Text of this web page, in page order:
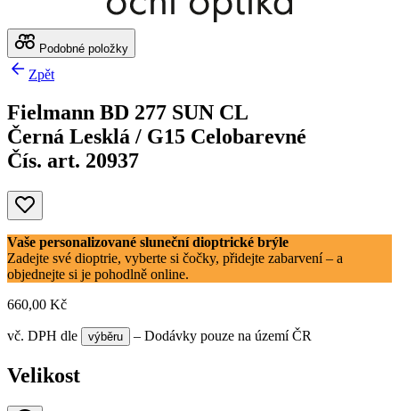
Podobné položky
Zpět
Fielmann BD 277 SUN CL
Černá Lesklá / G15 Celobarevné
Čís. art. 20937
Vaše personalizované sluneční dioptrické brýle
Zadejte své dioptrie, vyberte si čočky, přidejte zabarvení – a
objednejte si je pohodlně online.
660,00 Kč
vč. DPH dle výběru – Dodávky pouze na území ČR
Velikost